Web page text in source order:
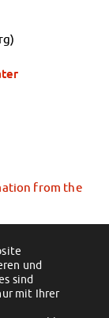
from the
without
und
sind
mit Ihrer